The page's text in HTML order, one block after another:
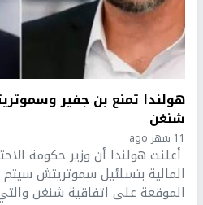
هولندا تمنع بن جفير
شنغن
11 شهر ago
أعلنت هولندا أن وزير حكومة
المالية بتسلئيل سموتريتش
الموقعة على اتفاقية شنغن والتي تضم 29